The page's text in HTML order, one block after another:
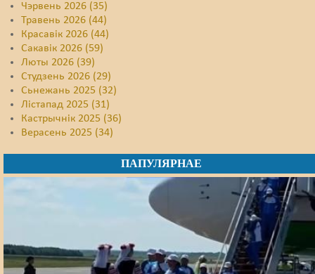
Чэрвень 2026 (35)
Травень 2026 (44)
Красавік 2026 (44)
Сакавік 2026 (59)
Люты 2026 (39)
Студзень 2026 (29)
Сьнежань 2025 (32)
Лістапад 2025 (31)
Кастрычнік 2025 (36)
Верасень 2025 (34)
ПАПУЛЯРНАЕ